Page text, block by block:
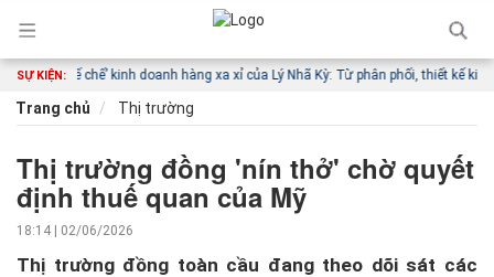
SỰ KIỆN:
‘Đế chế’ kinh doanh hàng xa xỉ của Lý Nhã Kỳ: Từ phân phối, thiết kế kim
Trang chủ Thị trường
Thị trường đồng 'nín thở' chờ quyết
định thuế quan của Mỹ
18:14 | 02/06/2026
Thị trường đồng toàn cầu đang theo dõi sát các